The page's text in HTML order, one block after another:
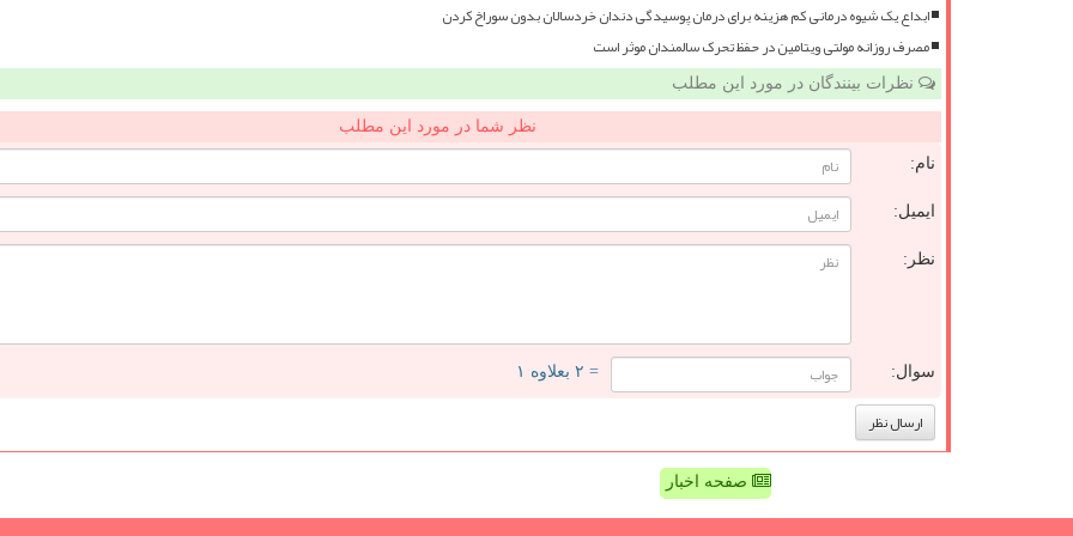
ابداع یک شیوه درمانی کم هزینه برای درمان پوسیدگی دندان خردسالان بدون سوراخ کردن
مصرف روزانه مولتی ویتامین در حفظ تحرک سالمندان موثر است
نظرات بینندگان در مورد این مطلب
نظر شما در مورد این مطلب
نام:
ایمیل:
نظر:
سوال: = ۲ بعلاوه ۱
صفحه اخبار